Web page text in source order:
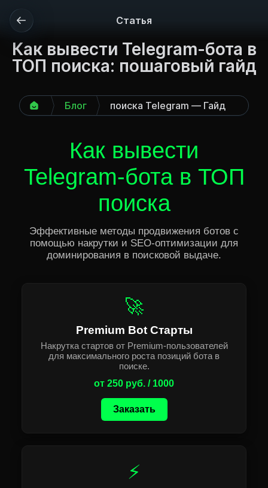
Статья
Как вывести Telegram-бота в
ТОП поиска: пошаговый гайд
Блог
поиска Telegram — Гайд
Как вывести
Telegram-бота в ТОП
поиска
Эффективные методы продвижения ботов с
помощью накрутки и SEO-оптимизации для
доминирования в поисковой выдаче.
🚀
Premium Bot Старты
Накрутка стартов от Premium-пользователей
для максимального роста позиций бота в
поиске.
от 250 руб. / 1000
Заказать
⚡